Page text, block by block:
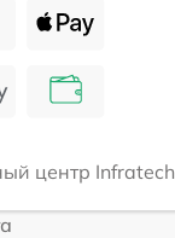
центр Infratech